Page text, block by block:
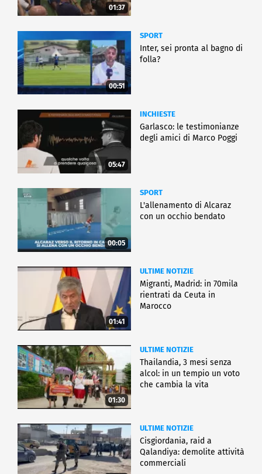
01:37
00:51
SPORT
Inter, sei pronta al bagno di
folla?
05:47
INCHIESTE
Garlasco: le testimonianze
degli amici di Marco Poggi
00:05
SPORT
L'allenamento di Alcaraz
con un occhio bendato
01:41
ULTIME NOTIZIE
Migranti, Madrid: in 70mila
rientrati da Ceuta in
Marocco
01:30
ULTIME NOTIZIE
Thailandia, 3 mesi senza
alcol: in un tempio un voto
che cambia la vita
ULTIME NOTIZIE
Cisgiordania, raid a
Qalandiya: demolite attività
commerciali